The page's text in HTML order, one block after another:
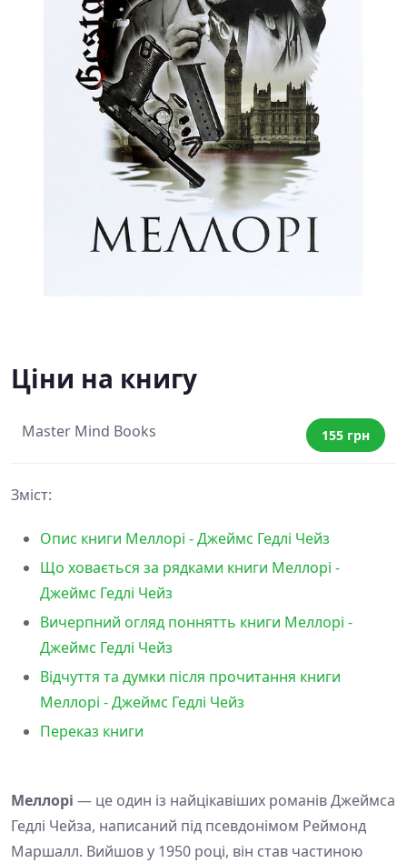
Ціни на книгу
Master Mind Books 155 грн
Зміст:
Опис книги Меллорі - Джеймс Гедлі Чейз
Що ховається за рядками книги Меллорі -
Джеймс Гедлі Чейз
Вичерпний огляд поннятть книги Меллорі -
Джеймс Гедлі Чейз
Відчуття та думки після прочитання книги
Меллорі - Джеймс Гедлі Чейз
Переказ книги
Меллорі — це один із найцікавіших романів Джеймса
Гедлі Чейза, написаний під псевдонімом Реймонд
Маршалл. Вийшов у 1950 році, він став частиною